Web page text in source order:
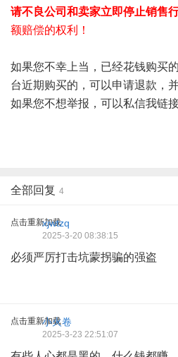
请不良公司和卖家立即停止销售行
额赔偿的权利！
如果您不幸上当，已经花钱购买
台近期购买的，可以申请退款，
如果您不想举报，可以私信我链
全部回复 4
点击重新加载
xjwtzq
2025-3-20 08:38:15
必须严厉打击坑蒙拐骗的强盗
点击重新加载
小火卷
2025-3-23 22:51:07